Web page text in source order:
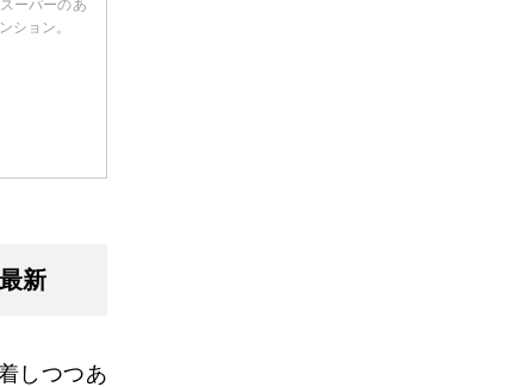
ーパーのあ
ション。
新
しつつあ